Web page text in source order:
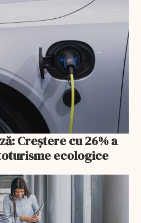
Creştere cu 26% a
ecologice